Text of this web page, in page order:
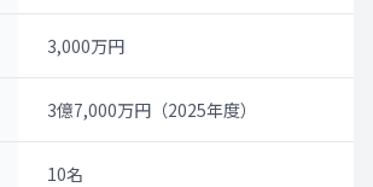
3,000万円
3億7,000万円（2025年度）
10名